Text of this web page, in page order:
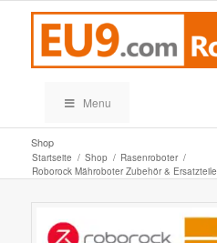
Menu
Shop
Startseite / Shop / Rasenroboter /
Roborock Mähroboter Zubehör & Ersatzteile